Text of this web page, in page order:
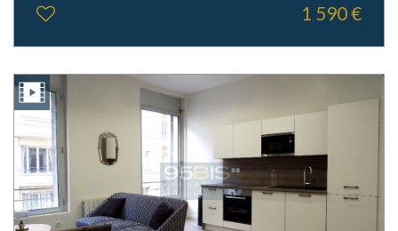
1 590 €